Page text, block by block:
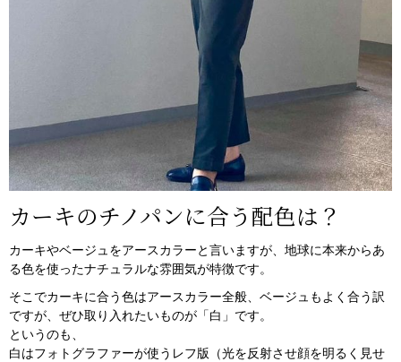
カーキのチノパンに合う配色は？
カーキやベージュをアースカラーと言いますが、地球に本来からあ
る色を使ったナチュラルな雰囲気が特徴です。
そこでカーキに合う色はアースカラー全般、ベージュもよく合う訳
ですが、ぜひ取り入れたいものが「白」です。
というのも、
白はフォトグラファーが使うレフ版（光を反射させ顔を明るく見せ